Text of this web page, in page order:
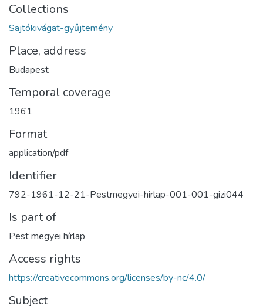
Collections
Sajtókivágat-gyűjtemény
Place, address
Budapest
Temporal coverage
1961
Format
application/pdf
Identifier
792-1961-12-21-Pestmegyei-hirlap-001-001-gizi044
Is part of
Pest megyei hírlap
Access rights
https://creativecommons.org/licenses/by-nc/4.0/
Subject